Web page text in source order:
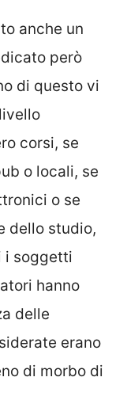
anche un
però
di questo vi
corsi, se
o locali, se
o se
dello studio,
i soggetti
hanno
delle
erano
di morbo di